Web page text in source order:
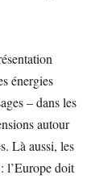
énergies
– dans les
autour
Là aussi, les
l’Europe doit